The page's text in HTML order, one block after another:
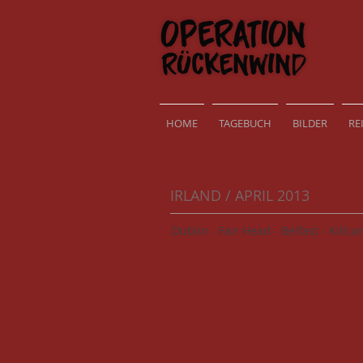
HOME TAGEBUCH BILDER
IRLAND / APRIL 2013
Dublin - Fair Head - Belfast -